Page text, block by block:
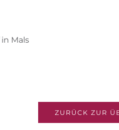
Mals
ZURÜCK ZUR